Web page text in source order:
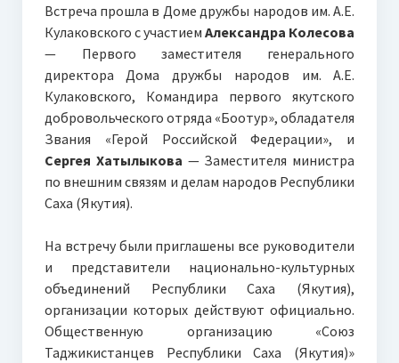
Встреча прошла в Доме дружбы народов им. А.Е.
Кулаковского с участиемАлександра Колесова
— Первого заместителя генерального
директора Дома дружбы народов им. А.Е.
Кулаковского, Командира первого якутского
добровольческого отряда «Боотур», обладателя
Звания «Герой Российской Федерации», и
Сергея Хатылыкова — Заместителя министра
по внешним связям и делам народов Республики
Саха (Якутия).
На встречу были приглашены все руководители
и представители национально-культурных
объединений Республики Саха (Якутия),
организации которых действуют официально.
Общественную организацию «Союз
Таджикистанцев Республики Саха (Якутия)»